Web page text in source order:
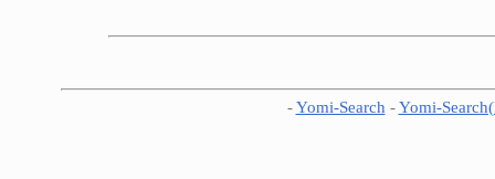
-Yomi-Search -Yomi-